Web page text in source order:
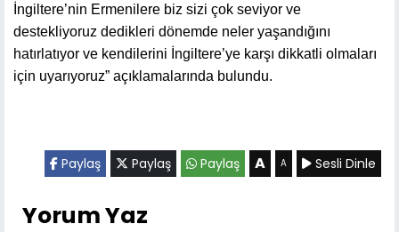
İngiltere’nin Ermenilere biz sizi çok seviyor ve
destekliyoruz dedikleri dönemde neler yaşandığını
hatırlatıyor ve kendilerini İngiltere’ye karşı dikkatli olmaları
için uyarıyoruz” açıklamalarında bulundu.
Paylaş Paylaş Paylaş A A Sesli Dinle
Yorum Yaz